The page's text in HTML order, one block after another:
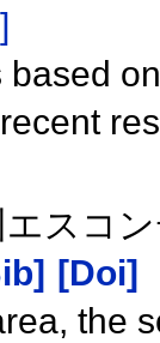
スコ
[Doi]
the